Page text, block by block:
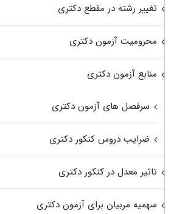
تغییر رشته در مقطع دکتری
محرومیت آزمون دکتری
منابع آزمون دکتری
سرفصل های آزمون دکتری
ضرایب دروس کنکور دکتری
تاثیر معدل در کنکور دکتری
سهمیه مربیان برای آزمون دکتری